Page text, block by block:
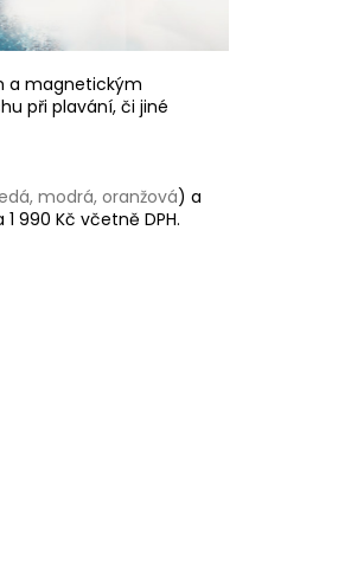
a magnetickým
při plavání, či jiné
modrá, oranžová) a
990 Kč včetně DPH.